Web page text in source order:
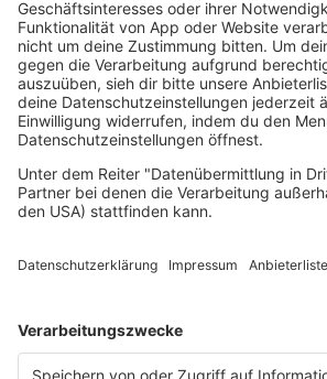
Lovesongs
Mayday
Rave
Reggae
RnB Ballads
Rock
Soul & RnB
Techno
Trance
Podcast